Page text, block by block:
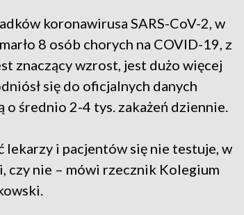
koronawirusa SARS-CoV-2, w
8 osób chorych na COVID-19, z
znaczący wzrost, jest dużo więcej
się do oficjalnych danych
średnio 2-4 tys. zakażeń dziennie.
lekarzy i pacjentów się nie testuje, w
czy nie – mówi rzecznik Kolegium